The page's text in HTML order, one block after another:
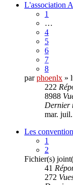
L'association
1
…
4
5
6
7
8
parphoenlx »
222
8988
Dernier
mar.
Les
1
2
Fichier(s)
41
272